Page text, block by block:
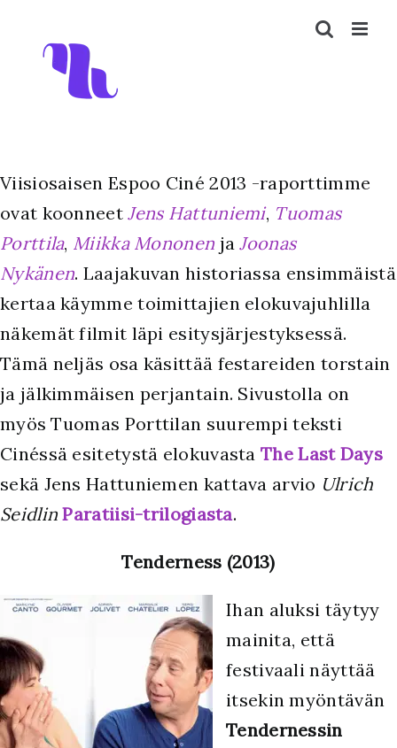
content
Viisiosaisen Espoo Ciné 2013 -raporttimme
ovat koonneetJens Hattuniemi, Tuomas
Porttila, Miikka Mononen jaJoonas
Nykänen. Laajakuvan historiassa ensimmäistä
kertaa käymme toimittajien elokuvajuhlilla
näkemät filmit läpi esitysjärjestyksessä.
Tämä neljäs osa käsittää festareiden torstain
ja jälkimmäisen perjantain. Sivustolla on
myös Tuomas Porttilan suurempi teksti
Cinéssä esitetystä elokuvasta The Last Days
sekä Jens Hattuniemen kattava arvio Ulrich
Seidlin Paratiisi-trilogiasta.
Tenderness (2013)
Ihan aluksi täytyy
mainita, että
festivaali näyttää
itsekin myöntävän
Tendernessin